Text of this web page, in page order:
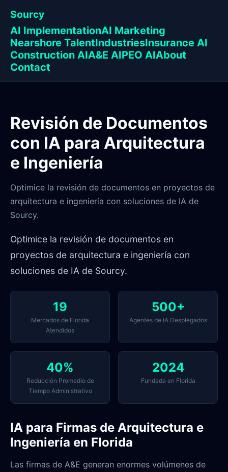
Sourcy
AI ImplementationAI Marketing
Nearshore TalentIndustriesInsurance AI
Construction AIA&E AIPEO AIAbout
Contact
Revisión de Documentos
con IA para Arquitectura
e Ingeniería
Optimice la revisión de documentos en proyectos de
arquitectura e ingeniería con soluciones de IA de
Sourcy.
Optimice la revisión de documentos en
proyectos de arquitectura e ingeniería con
soluciones de IA de Sourcy.
19
Mercados de Florida
Atendidos
500+
Agentes de IA Desplegados
40%
Reducción Promedio de
Tiempo Administrativo
2024
Fundada en Florida
IA para Firmas de Arquitectura e
Ingeniería en Florida
Las firmas de A&E generan enormes volúmenes de